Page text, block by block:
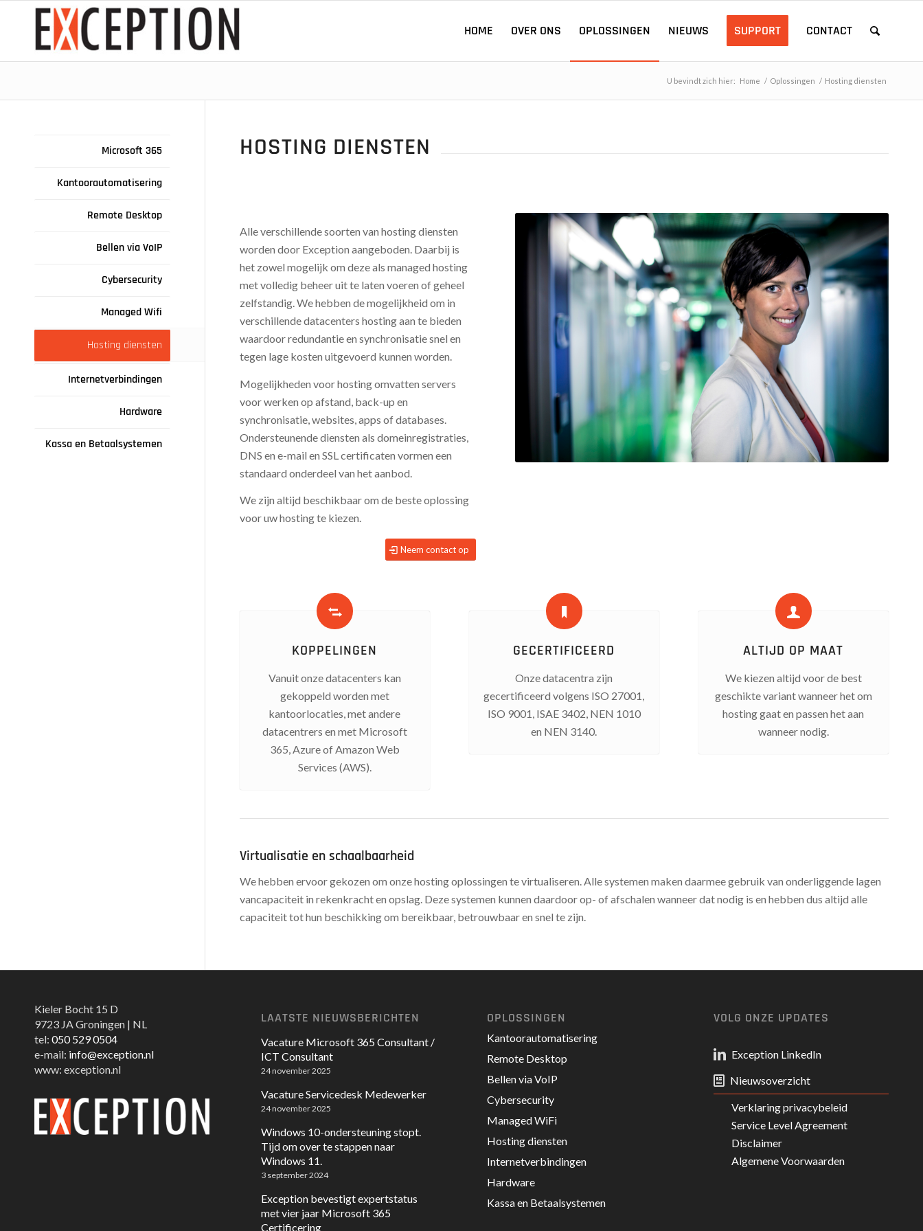
HOME OVER ONS OPLOSSINGEN NIEUWS SUPPORT CONTACT
U bevindt zich hier: Home / Oplossingen / Hosting diensten
HOSTING DIENSTEN
Alle verschillende soorten van hosting diensten
worden door Exception aangeboden. Daarbij is
het zowel mogelijk om deze als managed hosting
met volledig beheer uit te laten voeren of geheel
zelfstandig. We hebben de mogelijkheid om in
verschillende datacenters hosting aan te bieden
waardoor redundantie en synchronisatie snel en
tegen lage kosten uitgevoerd kunnen worden.
Mogelijkheden voor hosting omvatten servers
voor werken op afstand, back-up en
synchronisatie, websites, apps of databases.
Ondersteunende diensten als domeinregistraties,
DNS en e-mail en SSL certificaten vormen een
standaard onderdeel van het aanbod.
We zijn altijd beschikbaar om de beste oplossing
voor uw hosting te kiezen.
Neem contact op
KOPPELINGEN
Vanuit onze datacenters kan
gekoppeld worden met
kantoorlocaties, met andere
datacentrers en met Microsoft
365, Azure of Amazon Web
Services (AWS).
GECERTIFICEERD
Onze datacentra zijn
gecertificeerd volgens ISO 27001,
ISO 9001, ISAE 3402, NEN 1010
en NEN 3140.
ALTIJD OP MAAT
We kiezen altijd voor de best
geschikte variant wanneer het om
hosting gaat en passen het aan
wanneer nodig.
Virtualisatie en schaalbaarheid
We hebben ervoor gekozen om onze hosting oplossingen te virtualiseren. Alle systemen maken daarmee gebruik van onderliggende lagen
vancapaciteit in rekenkracht en opslag. Deze systemen kunnen daardoor op- of afschalen wanneer dat nodig is en hebben dus altijd alle
capaciteit tot hun beschikking om bereikbaar, betrouwbaar en snel te zijn.
Microsoft 365
Kantoorautomatisering
Remote Desktop
Bellen via VoIP
Cybersecurity
Managed Wifi
Hosting diensten
Internetverbindingen
Hardware
Kassa en Betaalsystemen
Kieler Bocht 15 D
9723 JA Groningen | NL
tel: 050 529 0504
e-mail: info@exception.nl
www: exception.nl
LAATSTE NIEUWSBERICHTEN
Vacature Microsoft 365 Consultant /
ICT Consultant
24 november 2025
Vacature Servicedesk Medewerker
24 november 2025
Windows 10-ondersteuning stopt.
Tijd om over te stappen naar
Windows 11.
3 september 2024
Exception bevestigt expertstatus
met vier jaar Microsoft 365
Certificering
OPLOSSINGEN
Kantoorautomatisering
Remote Desktop
Bellen via VoIP
Cybersecurity
Managed WiFi
Hosting diensten
Internetverbindingen
Hardware
Kassa en Betaalsystemen
VOLG ONZE UPDATES
Exception LinkedIn
Nieuwsoverzicht
Verklaring privacybeleid
Service Level Agreement
Disclaimer
Algemene Voorwaarden